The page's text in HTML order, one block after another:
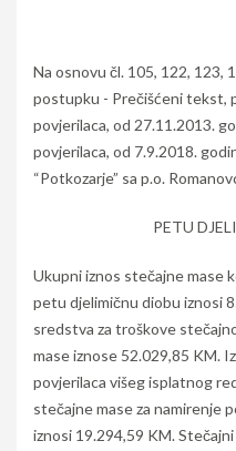
Na osnovu čl. 105, 122, 123,
postupku - Prečišćeni tekst,
povjerilaca, od 27.11.2013.
povjerilaca, od 7.9.2018.
“Potkozarje” sa p.o.
PETU
Ukupni iznos stečajne mase
petu djelimičnu diobu iznosi
sredstva za troškove
mase iznose 52.029,85 KM.
povjerilaca višeg isplatnog
stečajne mase za namirenje
iznosi 19.294,59 KM.